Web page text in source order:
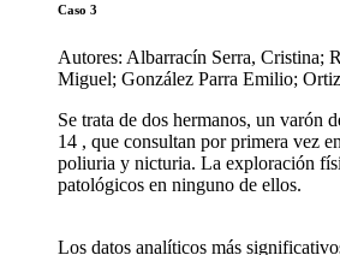
Caso 3
Autores: Albarracín Serra, Cristina;
Miguel; González Parra Emilio;
Se trata de dos hermanos, un varón
14 , que consultan por primera vez
poliuria y nicturia. La exploración
patológicos en ninguno de ellos.
Los datos analíticos más